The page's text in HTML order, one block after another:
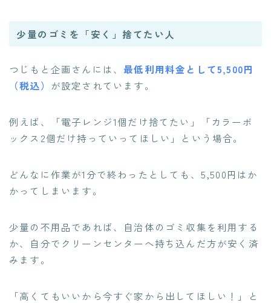
少量のゴミを「安く」捨てたい人
つじもと企画さんには、最低利用料金として5,500円
（税込） が設定されています。
例えば、「電子レンジ1個だけ捨てたい」「カラーボ
ックス2個だけ持っていってほしい」という場合。
どんなに作業が1分で終わったとしても、5,500円はか
かってしまいます。
少量の不用品であれば、自治体のゴミ収集を利用する
か、自分でクリーンセンターへ持ち込んだ方が安く済
みます。
「高くてもいいから今すぐ家から出してほしい！」と